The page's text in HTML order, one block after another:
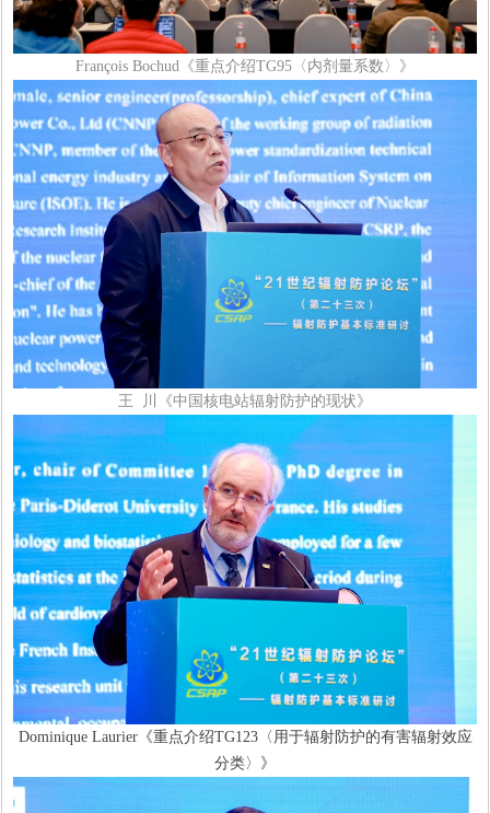
François Bochud《重点介绍TG95〈内剂量系数〉》
王 川《中国核电站辐射防护的现状》
Dominique Laurier《重点介绍TG123〈用于辐射防护的有害辐射效应
分类〉》